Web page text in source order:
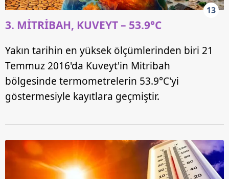
13
3. MİTRİBAH, KUVEYT – 53.9°C
Yakın tarihin en yüksek ölçümlerinden biri 21
Temmuz 2016'da Kuveyt'in Mitribah
bölgesinde termometrelerin 53.9°C'yi
göstermesiyle kayıtlara geçmiştir.